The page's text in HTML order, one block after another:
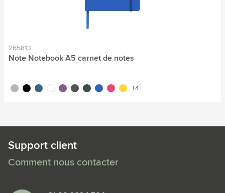
265813
Note Notebook A5 carnet de notes
argenté
noir bleu cobalt
blancpourpre
gris vert bleu rose jaune+4
Support client
Comment nous contacter